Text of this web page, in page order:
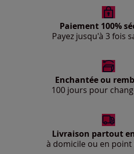
Paiement 100%
Payez jusqu'à 3 fois
Enchantée ou
100 jours pour
Livraison partout
à domicile ou en